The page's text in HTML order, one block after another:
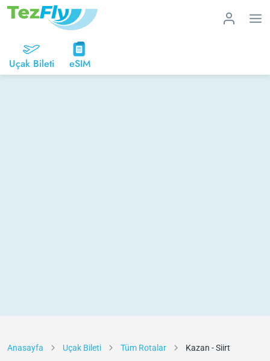
Uçak Bileti eSIM
Anasayfa Uçak Bileti Tüm Rotalar Kazan - Siirt